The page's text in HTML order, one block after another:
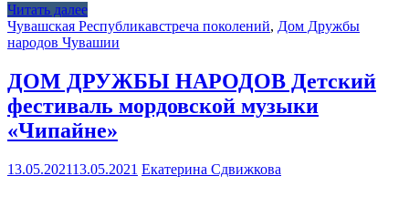
Читать далее
Чувашская Республикавстреча поколений, Дом Дружбы
народов Чувашии
ДОМ ДРУЖБЫ НАРОДОВ Детский
фестиваль мордовской музыки
«Чипайне»
13.05.202113.05.2021 Екатерина Сдвижкова